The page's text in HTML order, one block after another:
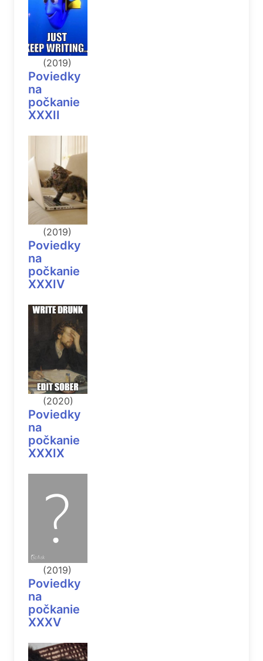
(2019)
Poviedky
na
počkanie
XXXII
(2019)
Poviedky
na
počkanie
XXXIV
(2020)
Poviedky
na
počkanie
XXXIX
(2019)
Poviedky
na
počkanie
XXXV